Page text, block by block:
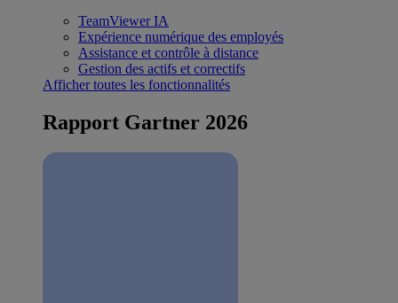
TeamViewer IA
Expérience numérique des employés
Assistance et contrôle à distance
Gestion des actifs et correctifs
Afficher toutes les fonctionnalités
Rapport Gartner 2026